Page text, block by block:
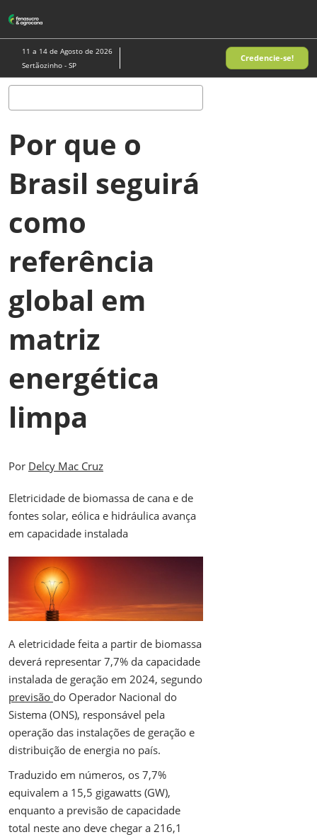
para
o
conteúdo
11 a 14 de Agosto de 2026
Sertãozinho - SP
Credencie-se!
Por que o
Brasil seguirá
como
referência
global em
matriz
energética
limpa
Por Delcy Mac Cruz
Eletricidade de biomassa de cana e de
fontes solar, eólica e hidráulica avança
em capacidade instalada
A eletricidade feita a partir de biomassa
deverá representar 7,7% da capacidade
instalada de geração em 2024, segundo
previsão do Operador Nacional do
Sistema (ONS), responsável pela
operação das instalações de geração e
distribuição de energia no país.
Traduzido em números, os 7,7%
equivalem a 15,5 gigawatts (GW),
enquanto a previsão de capacidade
total neste ano deve chegar a 216,1